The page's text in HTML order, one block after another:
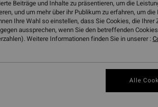
Farbe
Beiträge und Inhalte zu präsentieren, um die
und um mehr über ihr Publikum zu erfahren, um
Ihre Wahl so einstellen, dass Sie Cookies, die Ihrer
aussprechen, wenn Sie den betreffenden
Weitere Informationen finden Sie in unserer :
Alle